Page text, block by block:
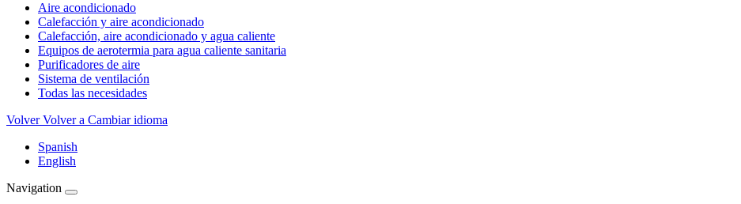
Aire acondicionado
Calefacción y aire acondicionado
Calefacción, aire acondicionado y agua caliente
Equipos de aerotermia para agua caliente sanitaria
Purificadores de aire
Sistema de ventilación
Todas las necesidades
Volver Volver a Cambiar idioma
Spanish
English
Navigation